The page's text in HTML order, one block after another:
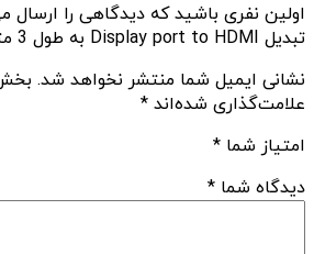
اولین نفری باشید که دیدگاهی را ارسال
تبدیل Display port to HDMI به طول 3 متر”
نشانی ایمیل شما منتشر نخواهد شد.
علامت‌گذاری شده‌اند *
امتیاز شما *
دیدگاه شما *